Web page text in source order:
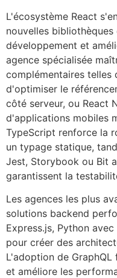
L'écosystème React
nouvelles
développement et
agence spécialisée
complémentaires telles
d'optimiser le
côté serveur, ou React
d'applications mobiles
TypeScript renforce la
un typage statique,
Jest, Storybook ou Bit
garantissent la
Les agences les plus
solutions backend
Express.js, Python
pour créer des
L'adoption de
et améliore les